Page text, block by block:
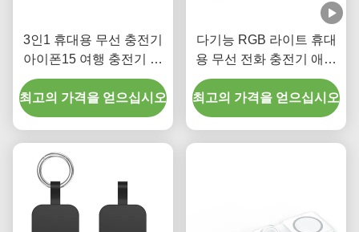
3인1 휴대용 무선 충전기
아이폰15 여행 충전기 아
이폰 및 애플 워치
최고의 가격을 얻으십시오
다기능 RGB 라이트 휴대
용 무선 전화 충전기 애플
워치 전화 충전기 스탠드
최고의 가격을 얻으십시오